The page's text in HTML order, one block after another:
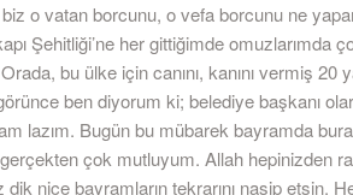
o vatan borcunu, o vefa borcunu ne
Şehitliği’ne her gittiğimde omuzlarımda
bu ülke için canını, kanını vermiş 20
ben diyorum ki; belediye başkanı
lazım. Bugün bu mübarek bayramda
çok mutluyum. Allah hepinizden
dik nice bayramların tekrarını nasip etsin.